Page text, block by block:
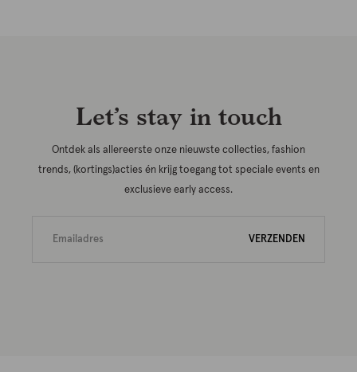
Let’s stay in touch
Ontdek als allereerste onze nieuwste collecties, fashion
trends, (kortings)acties én krijg toegang tot speciale events en
exclusieve early access.
VERZENDEN